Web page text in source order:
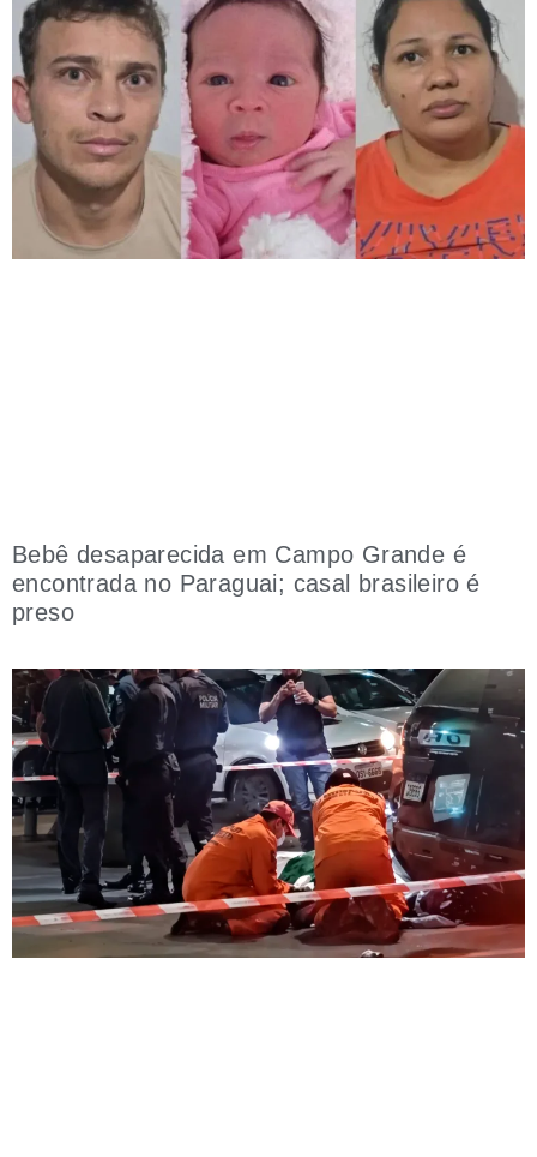
Bebê desaparecida em Campo Grande é
encontrada no Paraguai; casal brasileiro é
preso